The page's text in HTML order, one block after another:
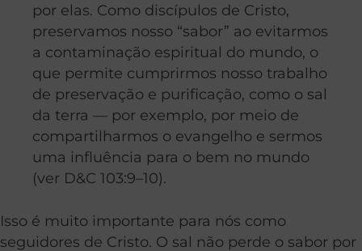
por elas. Como discípulos de Cristo,
preservamos nosso “sabor” ao evitarmos
a contaminação espiritual do mundo, o
que permite cumprirmos nosso trabalho
de preservação e purificação, como o sal
da terra — por exemplo, por meio de
compartilharmos o evangelho e sermos
uma influência para o bem no mundo
(ver D&C 103:9–10).
Isso é muito importante para nós como
seguidores de Cristo. O sal não perde o sabor por